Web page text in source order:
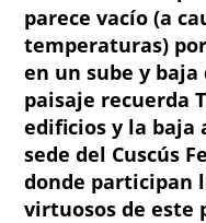
parece vacío (a
temperaturas)
en un sube y baja
paisaje recuerda
edificios y la baja
sede del Cuscús
donde participan
virtuosos de este